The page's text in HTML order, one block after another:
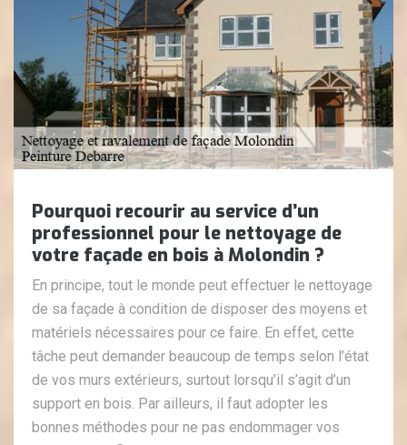
Pourquoi recourir au service d’un
professionnel pour le nettoyage de
votre façade en bois à Molondin ?
En principe, tout le monde peut effectuer le nettoyage
de sa façade à condition de disposer des moyens et
matériels nécessaires pour ce faire. En effet, cette
tâche peut demander beaucoup de temps selon l’état
de vos murs extérieurs, surtout lorsqu’il s’agit d’un
support en bois. Par ailleurs, il faut adopter les
bonnes méthodes pour ne pas endommager vos